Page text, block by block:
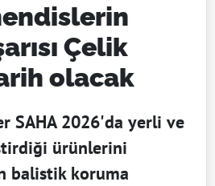
Çelik
olacak
SAHA 2026'da yerli ve
ürünlerini
balistik koruma